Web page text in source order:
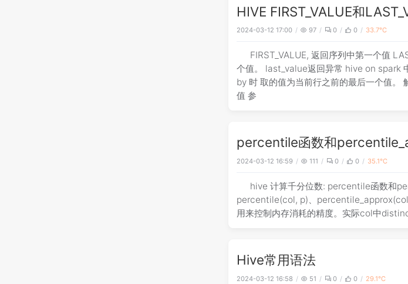
HIVE FIRST_VALUE和
2024-03-12 17:00 97 0 0 33.7℃
FIRST_VALUE, 返回序列中第一个值
个值。 last_value返回异常 hive on spark
by 时 取的值为当前行之前的最后一个值。
值 参
percentile函数和
2024-03-12 16:59 111 0 0 35.1℃
hive 计算千分位数: percentile函数和
percentile(col, p)、
用来控制内存消耗的精度。实际col中
Hive常用语法
2024-03-12 16:58 51 0 0 29.1℃